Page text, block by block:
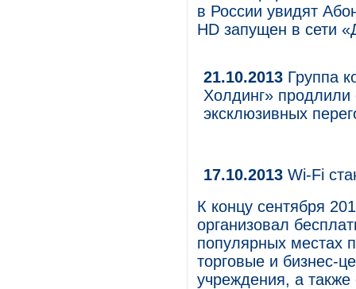
в России увидят
HD запущен в сети
21.10.2013 Группа
Холдинг» продлили
эксклюзивных
17.10.2013 Wi-Fi
К концу сентября
организовал
популярных местах
торговые и бизнес-
учреждения, а